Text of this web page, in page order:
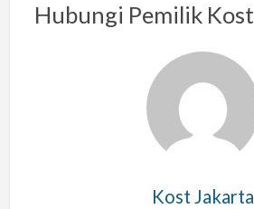
s
Hubungi Pemilik Kost
Kost Jakarta